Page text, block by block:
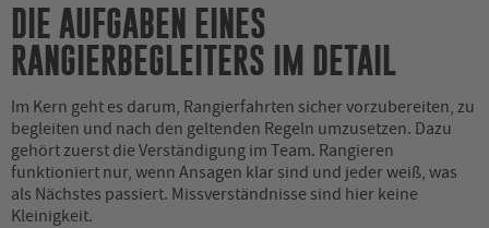
DIE AUFGABEN EINES
RANGIERBEGLEITERS IM DETAIL
Im Kern geht es darum, Rangierfahrten sicher vorzubereiten, zu
begleiten und nach den geltenden Regeln umzusetzen. Dazu
gehört zuerst die Verständigung im Team. Rangieren
funktioniert nur, wenn Ansagen klar sind und jeder weiß, was
als Nächstes passiert. Missverständnisse sind hier keine
Kleinigkeit.